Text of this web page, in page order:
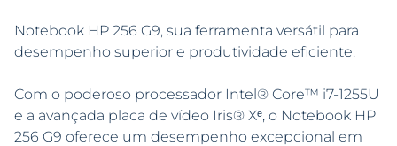
Notebook HP 256 G9, sua ferramenta versátil para
desempenho superior e produtividade eficiente.
Com o poderoso processador Intel® Core™ i7-1255U
e a avançada placa de vídeo Iris® Xᵉ, o Notebook HP
256 G9 oferece um desempenho excepcional em